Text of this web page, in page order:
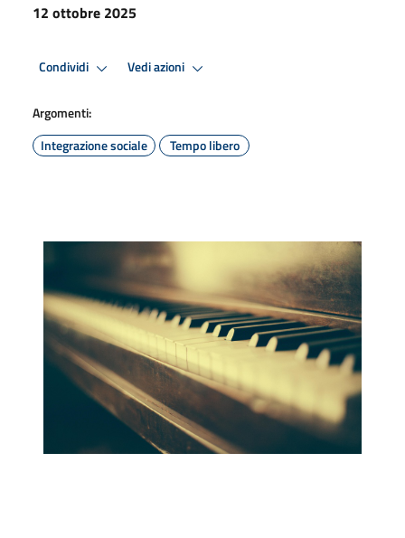
12 ottobre 2025
Condividi Vedi azioni
Argomenti:
Integrazione sociale
Tempo libero